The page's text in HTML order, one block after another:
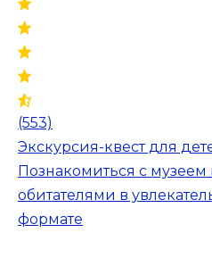
(553)
Экскурсия-квест для
Познакомиться с
обитателями в
формате